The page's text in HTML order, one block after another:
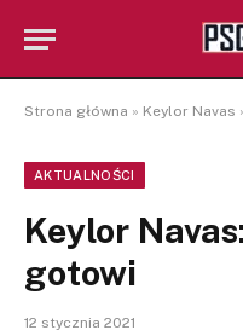
Strona główna » Keylor Navas
AKTUALNOŚCI
Keylor
gotowi
12 stycznia 2021